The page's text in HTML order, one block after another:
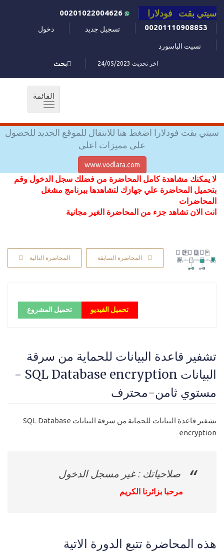
سيتي بقت فودلارا
00201110908853
تسجيل جديد دخول
نسيت الباسورد
اخر تحديث 24/05/2023 بحث
القائمة
Toggle
سيتي بقت فودلارا اضغط هنا للانتقال للموقع الجديد للحصول
علي مميزات اعلي
www.vodlara.com
لا يمكنك مشاهدة كامل المحاضرة من فضلك سجل الدخول وقم
بتحميل المحاضرة علي جهازك لتشاهدها ببرنامج مشغل
المحاضرات
انت الان تشاهد جزء من المحاضرة الغير مجانية
المحاضرة السابقة المحاضرة التالية
تحميل المشروع تحميل الفيديو
تشفير قاعدة البيانات للحماية من سرقة
البيانات SQL Database encryption -
مستوي ثامن-محترف
تشفير قاعدة البيانات للحماية من سرقة البيانات SQL Database
encryption
صلاحياتك : غير مسجل الدخول
مرحبا بزائرنا الكريم
هذه المحاضرة تتبع الدورة الاتية